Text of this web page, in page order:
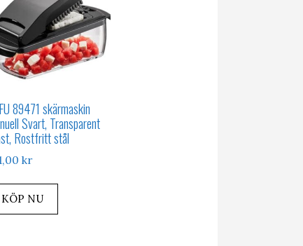
89471 skärmaskin
Svart, Transparent
Rostfritt stål
kr
KÖP NU